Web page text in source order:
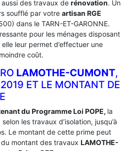
aussi des travaux de rénovation. Un
soufflé par votre artisan RGE
dans le TARN-ET-GARONNE.
pour les ménages disposant
leur permet d’effectuer une
coût.
LAMOTHE-CUMONT,
ET LE MONTANT DE
du Programme Loi POPE, la
les travaux d’isolation, jusqu’à
Le montant de cette prime peut
montant des travaux LAMOTHE-